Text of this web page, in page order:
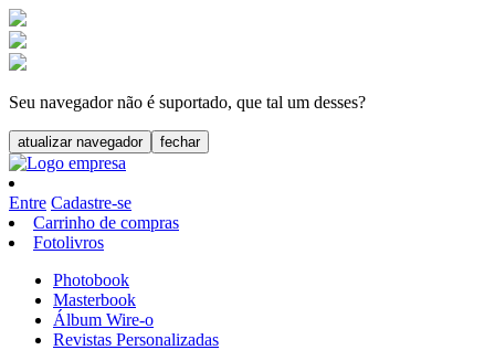
Seu navegador não é suportado, que tal um desses?
atualizar navegador fechar
Entre Cadastre-se
Carrinho de compras
Fotolivros
Photobook
Masterbook
Álbum Wire-o
Revistas Personalizadas